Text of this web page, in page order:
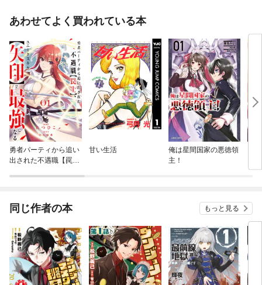
あわせてよく買われている本
勇者パーティから追い
出された不遇職【罠
甘い生活
俺は星間国家の悪徳領
主！
同じ作者の本 もっと見る